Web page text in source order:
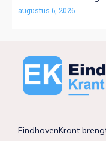
augustus 6, 2026
EindhovenKrant